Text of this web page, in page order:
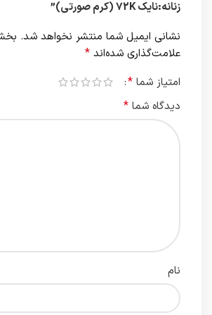
زنانه:نایک 72K (کرم صورتی)”
نشانی ایمیل شما منتشر نخواهد شد.
علامت‌گذاری شده‌اند *
امتیاز شما *
دیدگاه شما *
نام